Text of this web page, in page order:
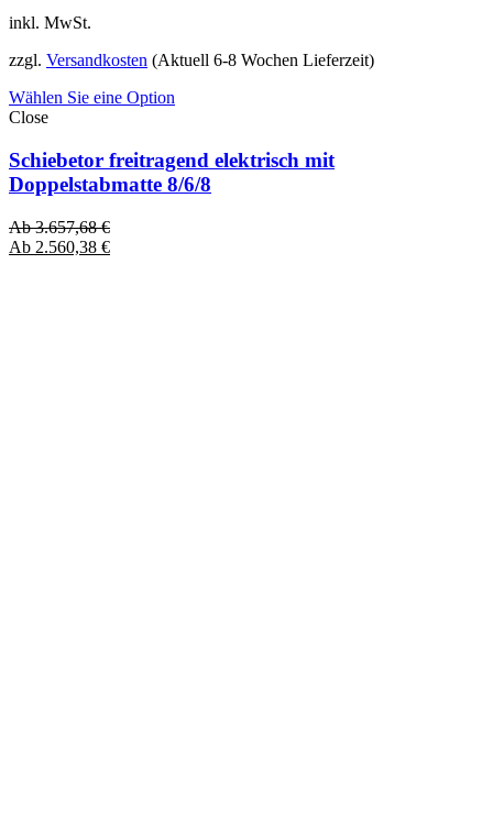
inkl. MwSt.
zzgl. Versandkosten (Aktuell 6-8 Wochen Lieferzeit)
Wählen Sie eine Option
Close
Schiebetor freitragend elektrisch mit
Doppelstabmatte 8/6/8
Ab3.657,68€
Ab 2.560,38 €